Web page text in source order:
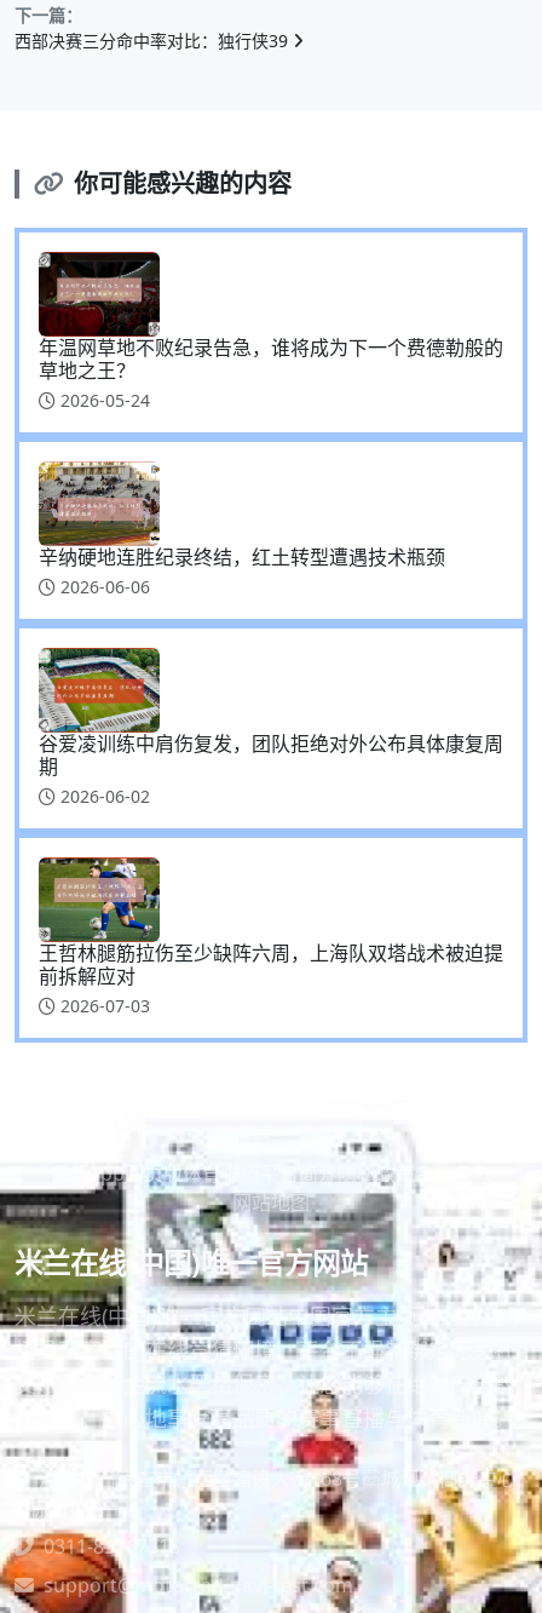
下一篇：
西部决赛三分命中率对比：独行侠39
你可能感兴趣的内容
年温网草地不败纪录告急，谁将成为下一个费德勒般的
草地之王？
2026-05-24
辛纳硬地连胜纪录终结，红土转型遭遇技术瓶颈
2026-06-06
谷爱凌训练中肩伤复发，团队拒绝对外公布具体康复周
期
2026-06-02
王哲林腿筋拉伤至少缺阵六周，上海队双塔战术被迫提
前拆解应对
2026-07-03
手机app网页版体育报道 平台简介隐私政策
网站地图
米兰在线(中国)唯一官方网站
米兰在线(中国)唯一官方网站中国官方主页为您打造了
极具私密性的在线竞猜环境。平台不强制绑定无关社
交账号，资金流水严格保密，让您能够在绝对安全的
状态下，放心地享受高品质的赛事直播与体育新闻。
河北省石家庄市桥西区建设大街168号藁城现代商务中心
D栋914室
0311-83167315
support@motorrad-navi-test.com